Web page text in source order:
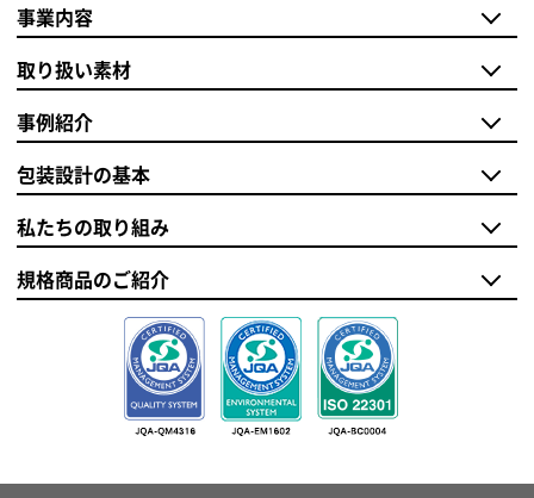
事業内容
取り扱い素材
事例紹介
包装設計の基本
私たちの取り組み
規格商品のご紹介